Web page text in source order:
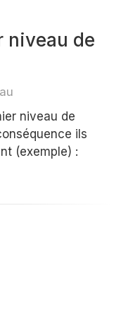
niveau de
niveau de
ils
(exemple) :